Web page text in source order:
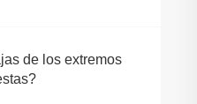
de los extremos